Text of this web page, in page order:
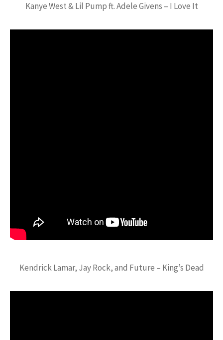
Kanye West & Lil Pump ft. Adele Givens – I Love It
Kendrick Lamar, Jay Rock, and Future – King’s Dead